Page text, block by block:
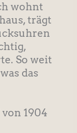
wohnt
trägt
So weit
das
1904